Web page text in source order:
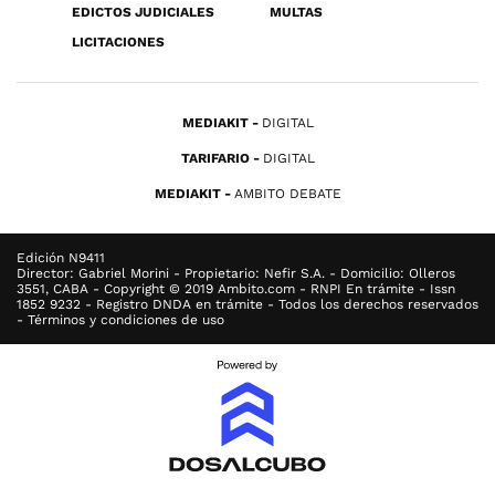
EDICTOS JUDICIALES
MULTAS
LICITACIONES
MEDIAKIT DIGITAL
TARIFARIO DIGITAL
MEDIAKIT AMBITO DEBATE
Edición N9411
Director: Gabriel Morini - Propietario: Nefir S.A. - Domicilio: Olleros
3551, CABA - Copyright © 2019 Ambito.com - RNPI En trámite - Issn
1852 9232 - Registro DNDA en trámite - Todos los derechos reservados
- Términos y condiciones de uso